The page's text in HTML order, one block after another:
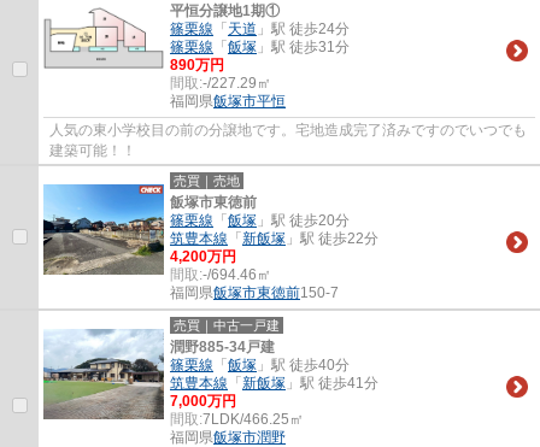
平恒分譲地1期①
篠栗線 「 天道 」駅 徒歩24分
篠栗線 「 飯塚 」駅 徒歩31分
890万円
間取:-/227.29㎡
福岡県飯塚市平恒
人気の東小学校目の前の分譲地です。宅地造成完了済みですのでいつでも
建築可能！！
売買｜売地
飯塚市東徳前
篠栗線 「 飯塚 」駅 徒歩20分
筑豊本線 「 新飯塚 」駅 徒歩22分
4,200万円
間取:-/694.46㎡
福岡県飯塚市東徳前150-7
売買｜中古一戸建
潤野885-34戸建
篠栗線 「 飯塚 」駅 徒歩40分
筑豊本線 「 新飯塚 」駅 徒歩41分
7,000万円
間取:7LDK/466.25㎡
福岡県飯塚市潤野